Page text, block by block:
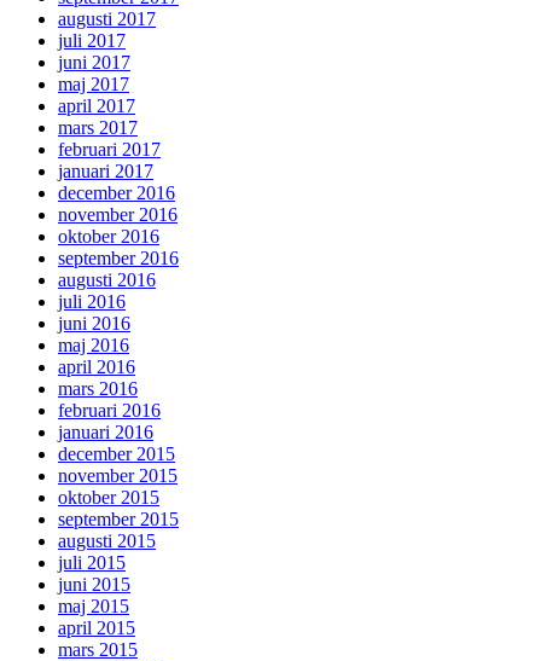
augusti 2017
juli 2017
juni 2017
maj 2017
april 2017
mars 2017
februari 2017
januari 2017
december 2016
november 2016
oktober 2016
september 2016
augusti 2016
juli 2016
juni 2016
maj 2016
april 2016
mars 2016
februari 2016
januari 2016
december 2015
november 2015
oktober 2015
september 2015
augusti 2015
juli 2015
juni 2015
maj 2015
april 2015
mars 2015